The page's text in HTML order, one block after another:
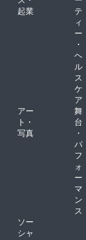
起業
テ
ィ
ー
・
ヘ
ル
ス
ケ
ア
アー
ト・
写真
舞
台
・
パ
フ
ォ
ー
マ
ン
ス
ソー
シャ